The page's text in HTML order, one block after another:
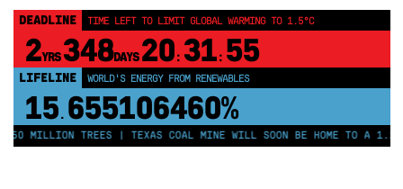
DEADLINE TIME LEFT TO LIMIT GLOBAL WARMING TO 1.5°C
2YRS 348DAYS 20: 31: 55
LIFELINE WORLD'S ENERGY FROM RENEWABLES
15. 655106460%
250 MILLION TREES | TEXAS COAL MINE WILL SOON BE HOME TO A